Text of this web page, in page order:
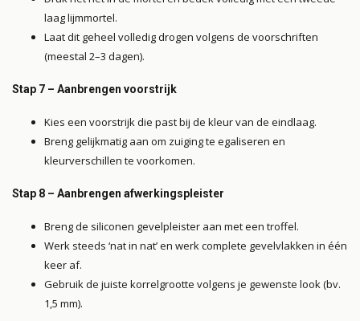
laag lijmmortel.
Laat dit geheel volledig drogen volgens de voorschriften
(meestal 2–3 dagen).
Stap 7 – Aanbrengen voorstrijk
Kies een voorstrijk die past bij de kleur van de eindlaag.
Breng gelijkmatig aan om zuiging te egaliseren en
kleurverschillen te voorkomen.
Stap 8 – Aanbrengen afwerkingspleister
Breng de siliconen gevelpleister aan met een troffel.
Werk steeds ‘nat in nat’ en werk complete gevelvlakken in één
keer af.
Gebruik de juiste korrelgrootte volgens je gewenste look (bv.
1,5 mm).